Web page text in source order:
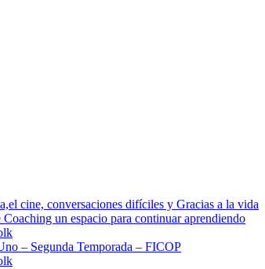
cine, conversaciones difíciles y Gracias a la vida
un espacio para continuar aprendiendo
– Segunda Temporada – FICOP